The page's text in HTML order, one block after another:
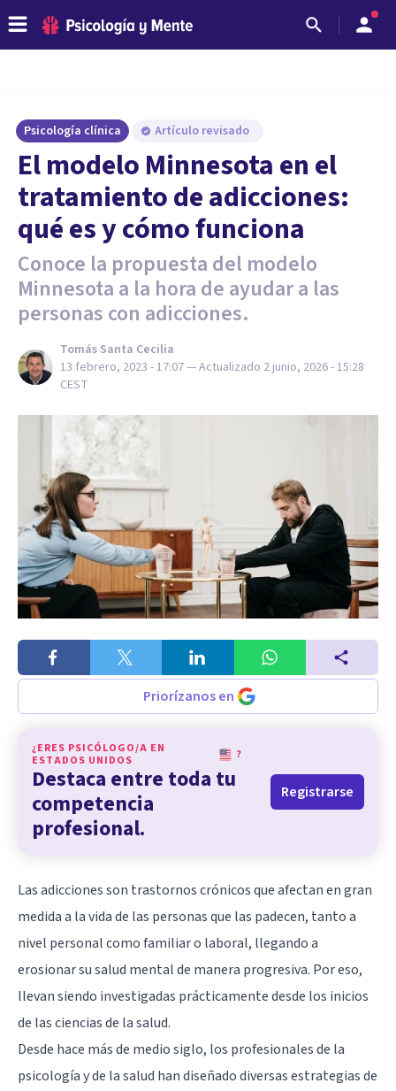
Psicología clínica Artículo revisado
El modelo Minnesota en el
tratamiento de adicciones:
qué es y cómo funciona
Conoce la propuesta del modelo
Minnesota a la hora de ayudar a las
personas con adicciones.
Tomás Santa Cecilia
13 febrero, 2023 - 17:07— Actualizado 2 junio, 2026 - 15:28
CEST
Priorízanos en
¿ERES PSICÓLOGO/A EN
ESTADOS UNIDOS
?
Destaca entre toda tu
competencia
profesional.
Registrarse
Las adicciones son trastornos crónicos que afectan en gran
medida a la vida de las personas que las padecen, tanto a
nivel personal como familiar o laboral, llegando a
erosionar su salud mental de manera progresiva. Por eso,
llevan siendo investigadas prácticamente desde los inicios
de las ciencias de la salud.
Desde hace más de medio siglo, los profesionales de la
psicología y de la salud han diseñado diversas estrategias de